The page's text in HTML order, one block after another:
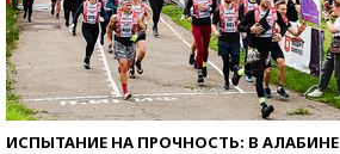
ИСПЫТАНИЕ НА ПРОЧНОСТЬ: В АЛАБИНЕ